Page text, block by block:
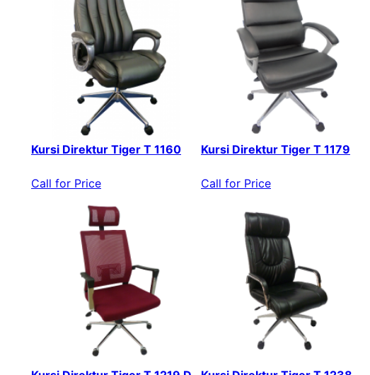
Kursi Direktur Tiger T 1160
Call for Price
Kursi Direktur Tiger T 1179
Call for Price